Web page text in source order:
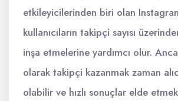
etkileyicilerinden biri olan
kullanıcıların takipçi sayısı
inşa etmelerine yardımcı olur.
olarak takipçi kazanmak zaman
olabilir ve hızlı sonuçlar elde